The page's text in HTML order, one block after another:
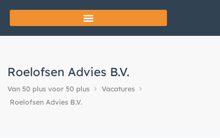
Roelofsen Advies B.V.
Van 50 plus voor 50 plus
Vacatures
Roelofsen Advies B.V.